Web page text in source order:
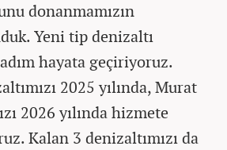
donanmamızın
Yeni tip denizaltı
hayata geçiriyoruz.
2025 yılında, Murat
2026 yılında hizmete
Kalan 3 denizaltımızı da